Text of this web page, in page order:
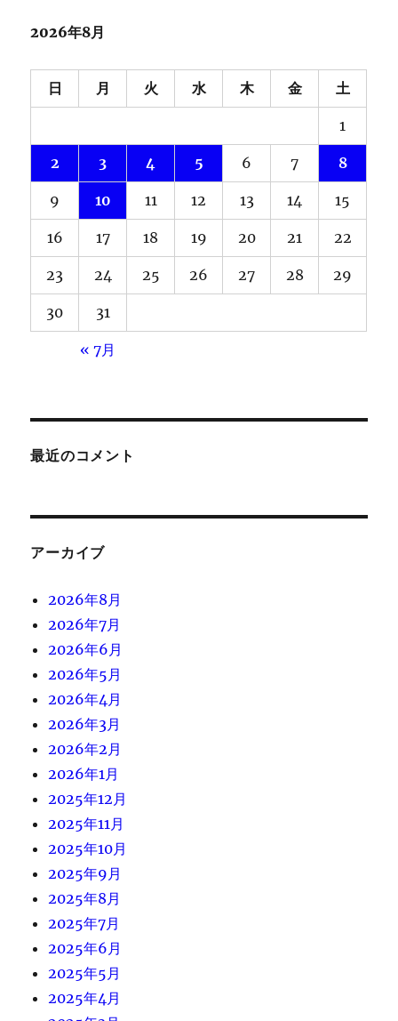
2026年8月
日 月 火 水 木 金 土
1
2 3 4 5 6 7 8
9 10 11 12 13 14 15
16 17 18 19 20 21 22
23 24 25 26 27 28 29
30 31
« 7月
最近のコメント
アーカイブ
2026年8月
2026年7月
2026年6月
2026年5月
2026年4月
2026年3月
2026年2月
2026年1月
2025年12月
2025年11月
2025年10月
2025年9月
2025年8月
2025年7月
2025年6月
2025年5月
2025年4月